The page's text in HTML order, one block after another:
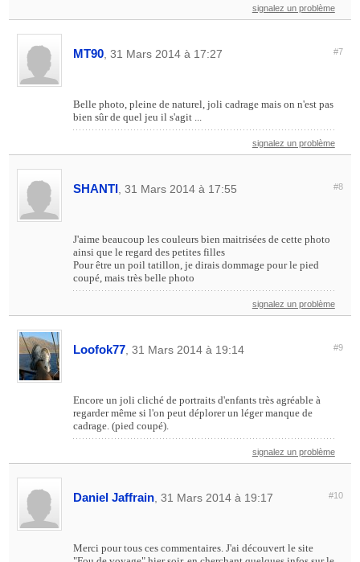
signalez un problème
MT90 , 31 Mars 2014 à 17:27 #7
Belle photo, pleine de naturel, joli cadrage mais on n'est pas
bien sûr de quel jeu il s'agit ...
signalez un problème
SHANTI , 31 Mars 2014 à 17:55 #8
J'aime beaucoup les couleurs bien maitrisées de cette photo
ainsi que le regard des petites filles
Pour être un poil tatillon, je dirais dommage pour le pied
coupé, mais très belle photo
signalez un problème
Loofok77 , 31 Mars 2014 à 19:14 #9
Encore un joli cliché de portraits d'enfants très agréable à
regarder même si l'on peut déplorer un léger manque de
cadrage. (pied coupé).
signalez un problème
Daniel Jaffrain , 31 Mars 2014 à 19:17 #10
Merci pour tous ces commentaires. J'ai découvert le site